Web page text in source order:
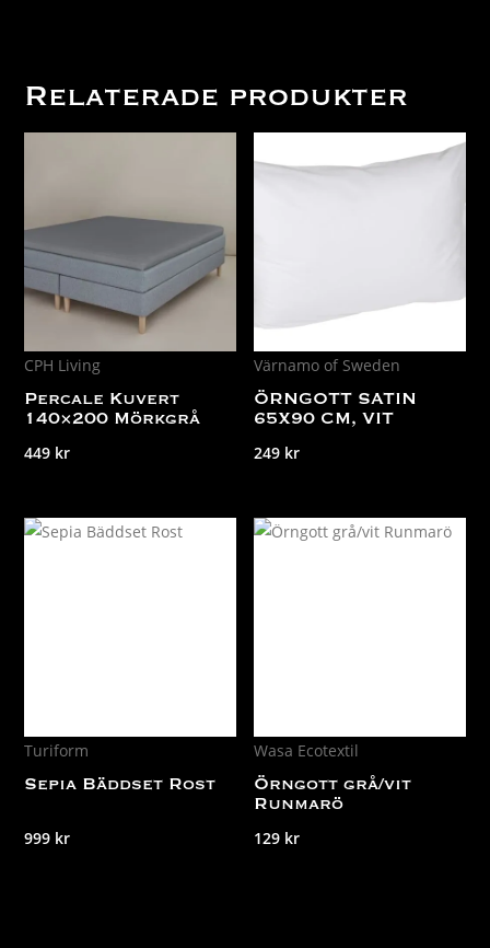
Relaterade produkter
CPH Living
Percale Kuvert
140×200 Mörkgrå
449 kr
Värnamo of Sweden
ÖRNGOTT SATIN
65X90 CM, VIT
249 kr
Turiform
Sepia Bäddset Rost
999 kr
Wasa Ecotextil
Örngott grå/vit
Runmarö
129 kr